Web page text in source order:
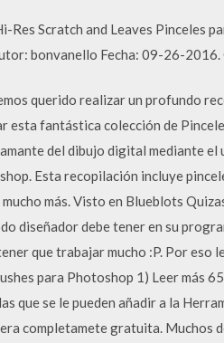
Scratch and Leaves Pinceles
bonvanello Fecha: 09-26-
querido realizar un profundo
esta fantástica colección de
del dibujo digital mediante
Esta recopilación incluye
más. Visto en Blueblots
diseñador debe tener en su
que trabajar mucho :P. Por eso
para Photoshop 1) Leer más
que se le pueden añadir a la
completamete gratuita. Muchos